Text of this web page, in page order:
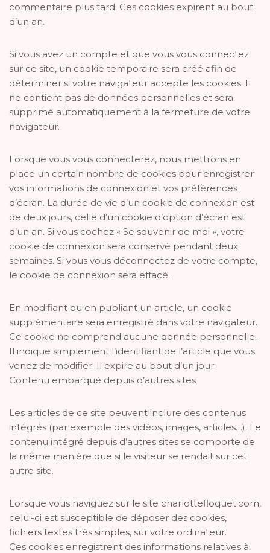
commentaire plus tard. Ces cookies expirent au bout
d’un an.
Si vous avez un compte et que vous vous connectez
sur ce site, un cookie temporaire sera créé afin de
déterminer si votre navigateur accepte les cookies. Il
ne contient pas de données personnelles et sera
supprimé automatiquement à la fermeture de votre
navigateur.
Lorsque vous vous connecterez, nous mettrons en
place un certain nombre de cookies pour enregistrer
vos informations de connexion et vos préférences
d’écran. La durée de vie d’un cookie de connexion est
de deux jours, celle d’un cookie d’option d’écran est
d’un an. Si vous cochez « Se souvenir de moi », votre
cookie de connexion sera conservé pendant deux
semaines. Si vous vous déconnectez de votre compte,
le cookie de connexion sera effacé.
En modifiant ou en publiant un article, un cookie
supplémentaire sera enregistré dans votre navigateur.
Ce cookie ne comprend aucune donnée personnelle.
Il indique simplement l’identifiant de l’article que vous
venez de modifier. Il expire au bout d’un jour.
Contenu embarqué depuis d’autres sites
Les articles de ce site peuvent inclure des contenus
intégrés (par exemple des vidéos, images, articles…). Le
contenu intégré depuis d’autres sites se comporte de
la même manière que si le visiteur se rendait sur cet
autre site.
Lorsque vous naviguez sur le site charlottefloquet.com,
celui-ci est susceptible de déposer des cookies,
fichiers textes très simples, sur votre ordinateur.
Ces cookies enregistrent des informations relatives à